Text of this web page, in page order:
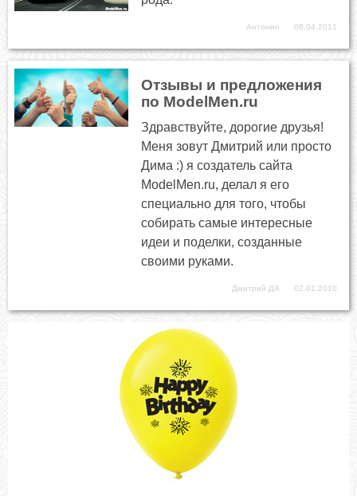
Антонио 08.04.2011
Отзывы и предложения
по ModelMen.ru
Здравствуйте, дорогие друзья!
Меня зовут Дмитрий или просто
Дима :) я создатель сайта
ModelMen.ru, делал я его
специально для того, чтобы
собирать самые интересные
идеи и поделки, созданные
своими руками.
Дмитрий ДА 02.01.2010